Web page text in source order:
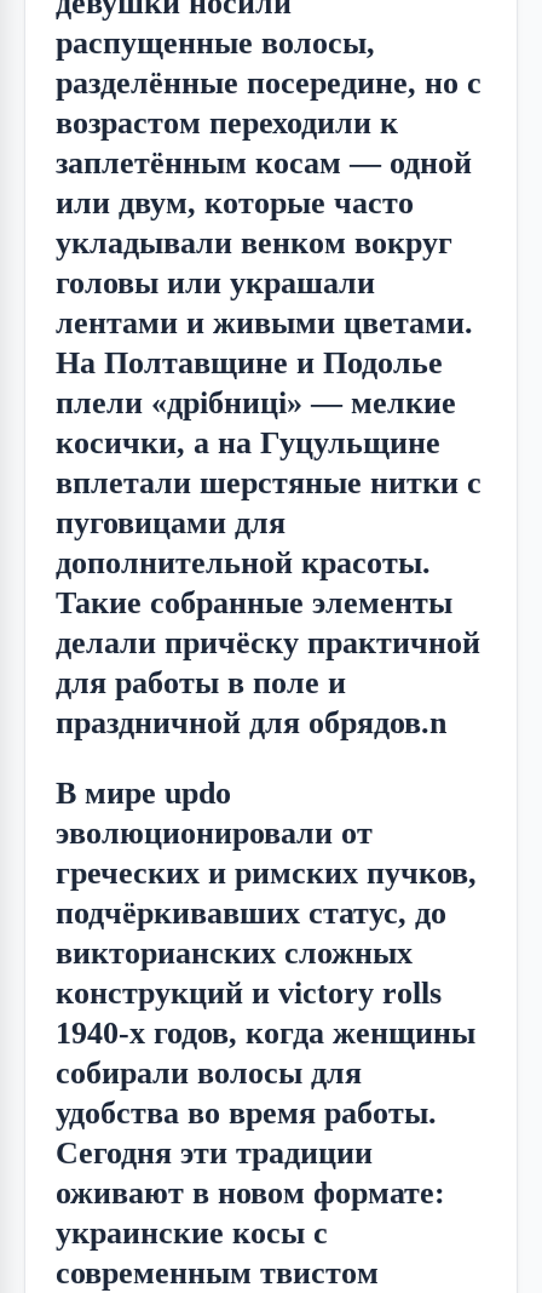
распущенные волосы,
разделённые посередине, но с
возрастом переходили к
заплетённым косам — одной
или двум, которые часто
укладывали венком вокруг
головы или украшали
лентами и живыми цветами.
На Полтавщине и Подолье
плели «дрібниці» — мелкие
косички, а на Гуцульщине
вплетали шерстяные нитки с
пуговицами для
дополнительной красоты.
Такие собранные элементы
делали причёску практичной
для работы в поле и
праздничной для обрядов.n
В мире updo
эволюционировали от
греческих и римских пучков,
подчёркивавших статус, до
викторианских сложных
конструкций и victory rolls
1940-х годов, когда женщины
собирали волосы для
удобства во время работы.
Сегодня эти традиции
оживают в новом формате:
украинские косы с
современным твистом